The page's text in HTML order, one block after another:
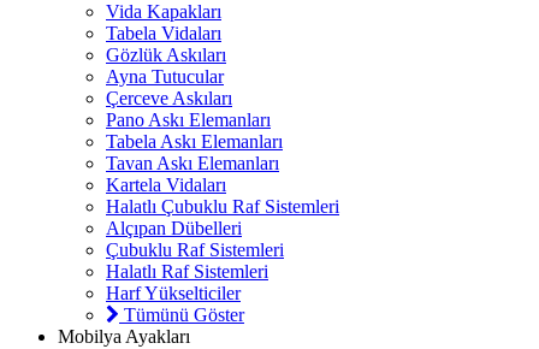
Vida Kapakları
Tabela Vidaları
Gözlük Askıları
Ayna Tutucular
Çerceve Askıları
Pano Askı Elemanları
Tabela Askı Elemanları
Tavan Askı Elemanları
Kartela Vidaları
Halatlı Çubuklu Raf Sistemleri
Alçıpan Dübelleri
Çubuklu Raf Sistemleri
Halatlı Raf Sistemleri
Harf Yükselticiler
Tümünü Göster
Mobilya Ayakları